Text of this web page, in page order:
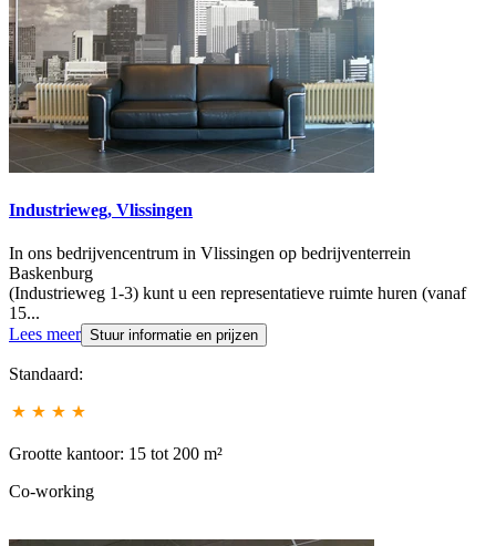
Industrieweg, Vlissingen
In ons bedrijvencentrum in Vlissingen op bedrijventerrein
Baskenburg
(Industrieweg 1-3) kunt u een representatieve ruimte huren (vanaf
15...
Lees meer Stuur informatie en prijzen
Standaard:
Grootte kantoor: 15 tot 200 m²
Co-working